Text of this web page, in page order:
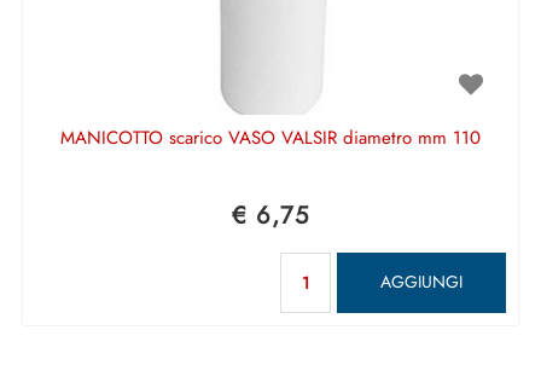
MANICOTTO scarico VASO VALSIR diametro mm 110
€ 6,75
AGGIUNGI